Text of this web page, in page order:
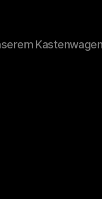
Kastenwagen